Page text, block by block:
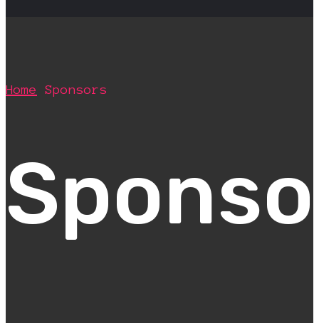
Home Sponsors